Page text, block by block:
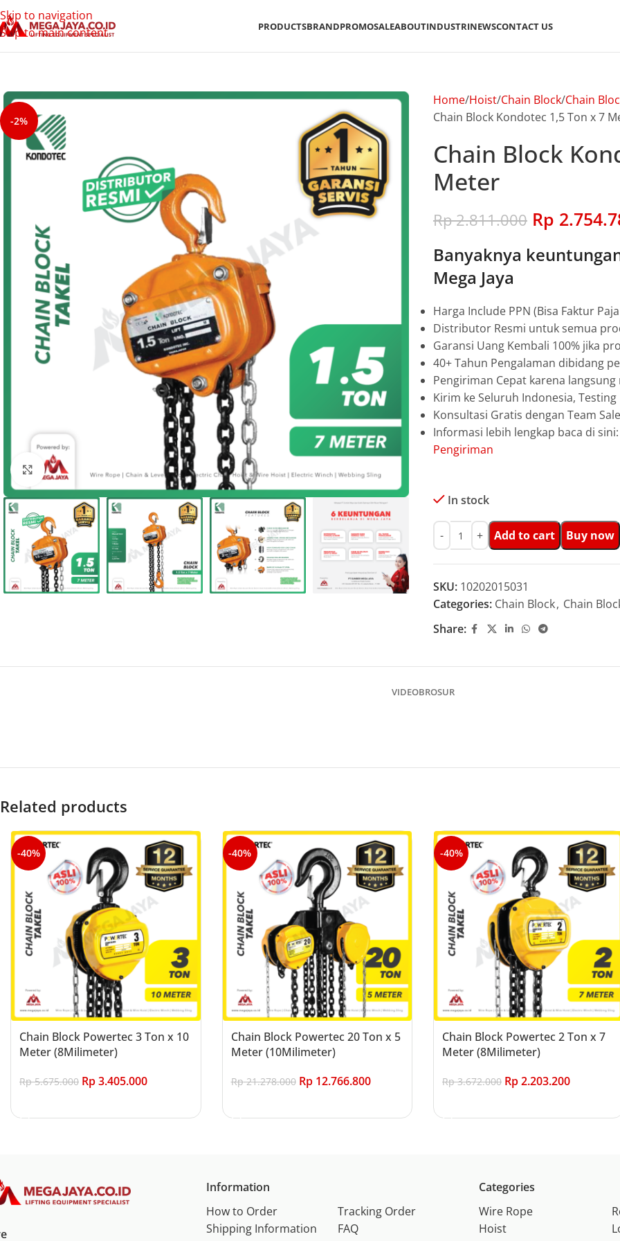
Skip to navigation
Skip to main content
PRODUCTSBRANDPROMOSALEABOUTINDUSTRINEWSCONTACT US
-2%
Click to enlarge
Home Hoist Chain Block Chain
Chain Block Kondotec 1,5 Ton x 7
Chain Block
Meter
Rp2.811.000 Rp
Banyaknya
Mega Jaya
Harga Include PPN (Bisa Faktur
Distributor Resmi untuk semua
Garansi Uang Kembali 100% jika
40+ Tahun Pengalaman dibidang
Pengiriman Cepat karena
Kirim ke Seluruh Indonesia,
Konsultasi Gratis dengan Team
Informasi lebih lengkap baca di
Pengiriman
In stock
Add to cart Buy now
SKU: 10202015031
Categories: Chain Block, Chain
Share:
VIDEOBROSUR
Related products
-40%
Chain Block Powertec 3 Ton x 10
Meter (8Milimeter)
Rp5.675.000 Rp3.405.000
-40%
Chain Block Powertec 20 Ton x 5
Meter (10Milimeter)
Rp21.278.000 Rp12.766.800
-40%
Chain Block Powertec 2 Ton x 7
Meter (8Milimeter)
Rp3.672.000 Rp2.203.200
Information
How to Order
Shipping Information
Tracking Order
FAQ
Categories
Wire Rope
Hoist